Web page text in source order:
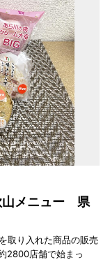
山メニュー 県
取り入れた商品の販売
2800店舗で始まっ